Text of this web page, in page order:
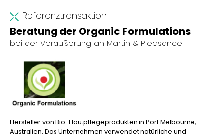
Referenztransaktion
Beratung der Organic Formulations
bei der Veräußerung an Martin & Pleasance
Hersteller von Bio-Hautpflegeprodukten in Port Melbourne,
Australien. Das Unternehmen verwendet natürliche und